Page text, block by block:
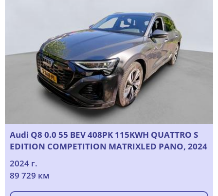
Audi Q8 0.0 55 BEV 408PK 115KWH QUATTRO S
EDITION COMPETITION MATRIXLED PANO, 2024
2024 г.
89 729 км